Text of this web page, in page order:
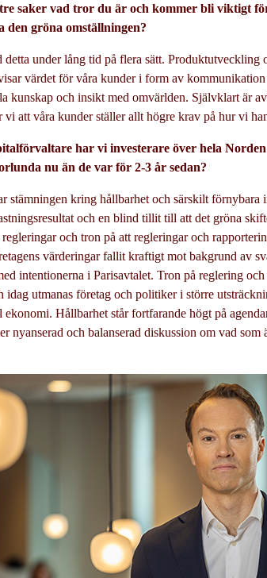
saker vad tror du är och kommer bli viktigt
den gröna omställningen?
detta under lång tid på flera sätt.
värdet för våra kunder i form av
kunskap och insikt med omvärlden. Självklart är
vi att våra kunder ställer allt högre krav på hur vi
har vi investerare över hela
nu än de var för 2-3 år sedan?
stämningen kring hållbarhet och särskilt
och en blind tillit till att det gröna
och tron på att regleringar och
värderingar fallit kraftigt mot bakgrund av
intentionerna i Parisavtalet. Tron på reglering
idag utmanas företag och politiker i större
ekonomi. Hållbarhet står fortfarande högt på
nyanserad och balanserad diskussion om vad